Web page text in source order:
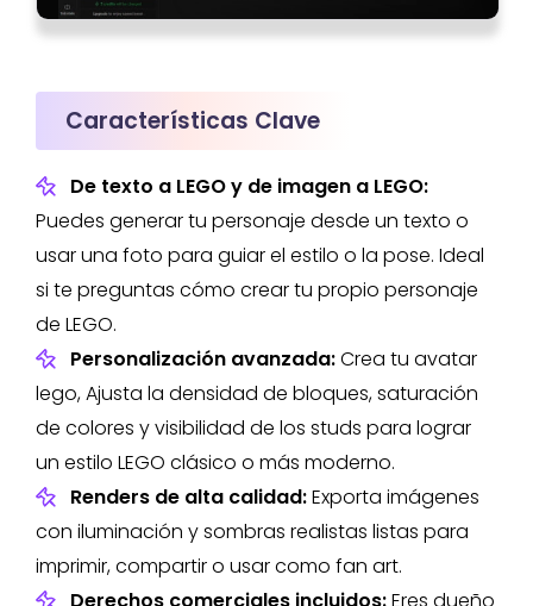
Características Clave
De texto a LEGO y de imagen a LEGO:
Puedes generar tu personaje desde un texto o
usar una foto para guiar el estilo o la pose. Ideal
si te preguntas cómo crear tu propio personaje
de LEGO.
Personalización avanzada:Crea tu avatar
lego, Ajusta la densidad de bloques, saturación
de colores y visibilidad de los studs para lograr
un estilo LEGO clásico o más moderno.
Renders de alta calidad:Exporta imágenes
con iluminación y sombras realistas listas para
imprimir, compartir o usar como fan art.